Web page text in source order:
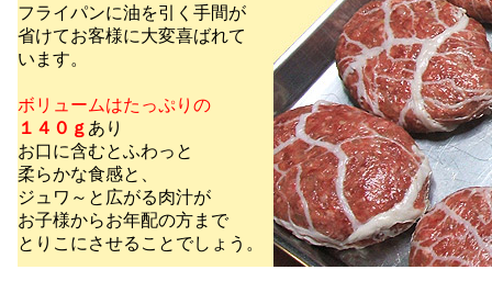
フライパンに油を引く手間が
省けてお客様に大変喜ばれて
います。
ボリュームはたっぷりの
１４０ｇ あり
お口に含むとふわっと
柔らかな食感と、
ジュワ～と広がる肉汁が
お子様からお年配の方まで
とりこにさせることでしょう。